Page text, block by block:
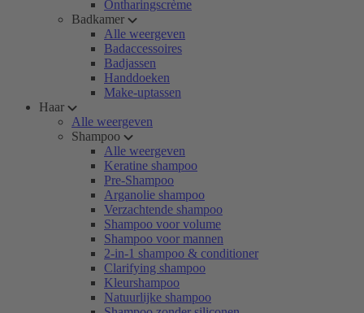
Ontharingscrème
Badkamer
Alle weergeven
Badaccessoires
Badjassen
Handdoeken
Make-uptassen
Haar
Alle weergeven
Shampoo
Alle weergeven
Keratine shampoo
Pre-Shampoo
Arganolie shampoo
Verzachtende shampoo
Shampoo voor volume
Shampoo voor mannen
2-in-1 shampoo & conditioner
Clarifying shampoo
Kleurshampoo
Natuurlijke shampoo